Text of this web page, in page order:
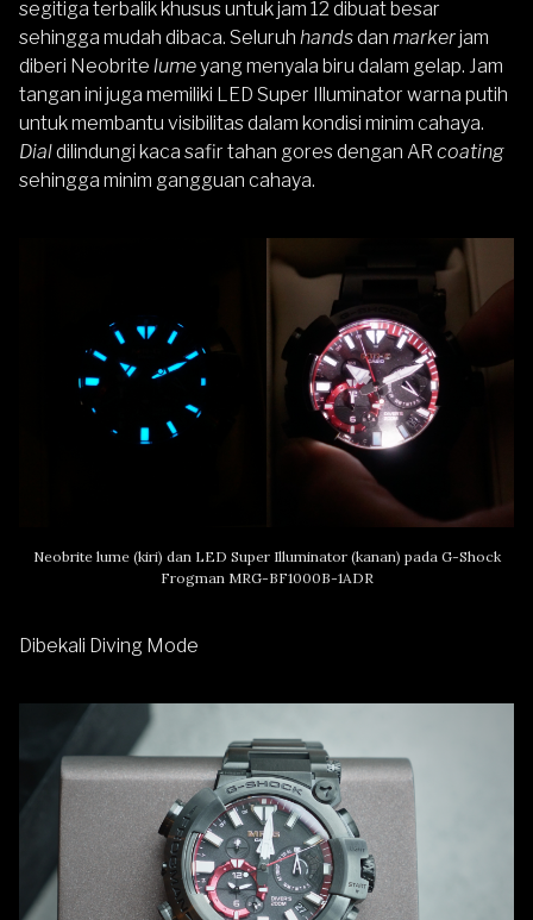
segitiga terbalik khusus untuk jam 12 dibuat besar
sehingga mudah dibaca. Seluruh handsdan markerjam
diberi Neobrite lumeyang menyala biru dalam gelap. Jam
tangan ini juga memiliki LED Super Illuminator warna putih
untuk membantu visibilitas dalam kondisi minim cahaya.
Dialdilindungi kaca safir tahan gores dengan AR coating
sehingga minim gangguan cahaya.
Neobrite lume (kiri) dan LED Super Illuminator (kanan) pada G-Shock
Frogman MRG-BF1000B-1ADR
Dibekali Diving Mode